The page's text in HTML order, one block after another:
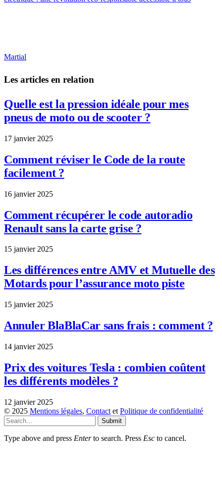
Martial
Les articles en relation
Quelle est la pression idéale pour mes
pneus de moto ou de scooter ?
17 janvier 2025
Comment réviser le Code de la route
facilement ?
16 janvier 2025
Comment récupérer le code autoradio
Renault sans la carte grise ?
15 janvier 2025
Les différences entre AMV et Mutuelle des
Motards pour l’assurance moto piste
15 janvier 2025
Annuler BlaBlaCar sans frais : comment ?
14 janvier 2025
Prix des voitures Tesla : combien coûtent
les différents modèles ?
12 janvier 2025
© 2025 Mentions légales, Contact et Politique de confidentialité
Submit
Type above and press Enterto search. Press Esc to cancel.